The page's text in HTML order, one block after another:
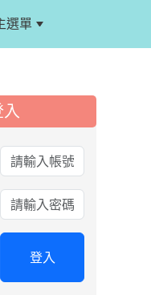
選單
登入
06
賽楊梅區代
裝領取通知
05
重要
度課後照顧
師甄選簡章
重要
度一、三、